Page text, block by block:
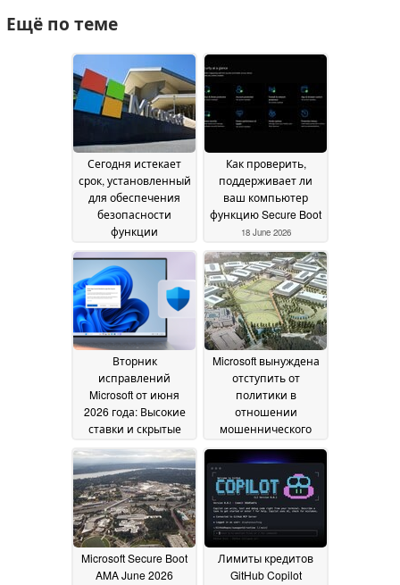
Ещё по теме
Сегодня истекает
срок, установленный
для обеспечения
безопасности
функции
загрузка» (Secure
Boot) в Windows
24
June 2026
Как проверить,
поддерживает ли
ваш компьютер
функцию Secure Boot
18 June 2026
Вторник
исправлений
Microsoft от июня
2026 года: Высокие
ставки и скрытые
09 June
2026
Microsoft вынуждена
отступить от
политики в
отношении
мошеннического
исследователя
Nightmare Eclipse07
June 2026
Microsoft Secure Boot
AMA June 2026
Лимиты кредитов
GitHub Copilot